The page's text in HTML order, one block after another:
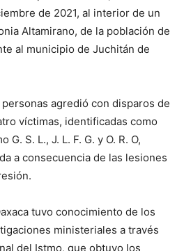
de 2021, al interior de un
Altamirano, de la población de
al municipio de Juchitán de
agredió con disparos de
víctimas, identificadas como
G. S. L., J. L. F. G. y O. R. O,
a consecuencia de las lesiones
tuvo conocimiento de los
ministeriales a través
del Istmo, que obtuvo los